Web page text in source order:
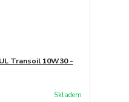
Transoil 10W30 -
Skladem